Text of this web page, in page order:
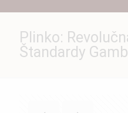
Plinko:
Štandardy